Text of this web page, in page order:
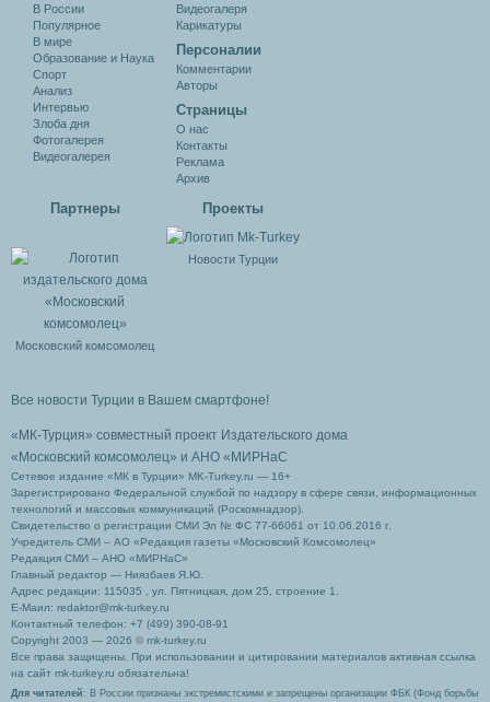
В России
Популярное
В мире
Образование и Наука
Спорт
Анализ
Интервью
Злоба дня
Фотогалерея
Видеогалерея
Видеогалеря
Карикатуры
Персоналии
Комментарии
Авторы
Cтраницы
О нас
Контакты
Реклама
Архив
Партнеры
Московский комсомолец
Проекты
Новости Турции
Все новости Турции в Вашем смартфоне!
«МК-Турция» совместный проект Издательского дома
«Московский комсомолец» и АНО «МИРНаС
Сетевое издание «МК в Турции» MK-Turkey.ru — 16+
Зарегистрировано Федеральной службой по надзору в сфере связи, информационных
технологий и массовых коммуникаций (Роскомнадзор).
Свидетельство о регистрации СМИ Эл № ФС 77-66061 от 10.06.2016 г.
Учредитель СМИ – АО «Редакция газеты «Московский Комсомолец»
Редакция СМИ – АНО «МИРНаС»
Главный редактор — Ниязбаев Я.Ю.
Адрес редакции: 115035 , ул. Пятницкая, дом 25, строение 1.
Е-Маил: redaktor@mk-turkey.ru
Контактный телефон: +7 (499) 390-08-91
Copyright 2003 — 2026 © mk-turkey.ru
Все права защищены. При использовании и цитировании материалов активная ссылка
на сайт mk-turkey.ru обязательна!
Для читателей : В России признаны экстремистскими и запрещены организации ФБК (Фонд борьбы